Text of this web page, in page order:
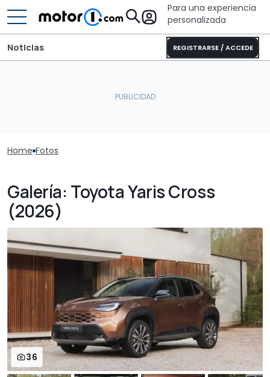
Para una experiencia
personalizada
REGISTRARSE / ACCEDE
Noticias
Home Fotos
Galería: Toyota Yaris Cross
(2026)
36